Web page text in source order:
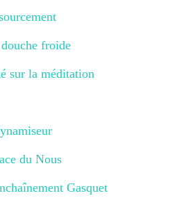
froide
sur la méditation
du Nous
Gasquet